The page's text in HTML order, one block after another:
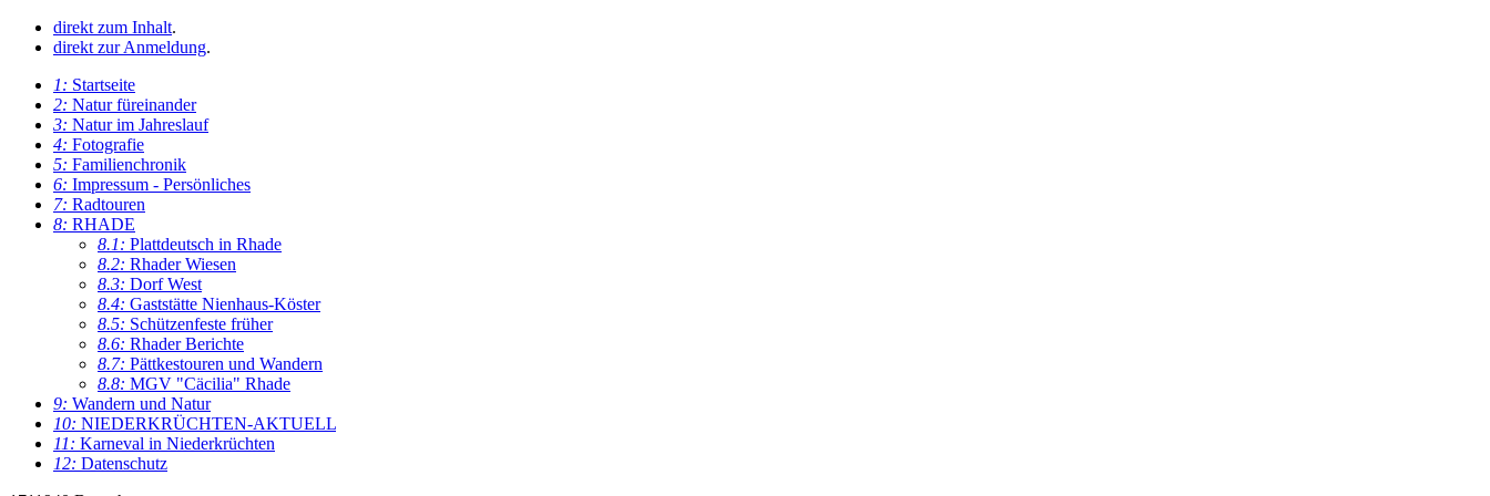
direkt zum Inhalt.
direkt zur Anmeldung.
1: Startseite
2: Natur füreinander
3: Natur im Jahreslauf
4: Fotografie
5: Familienchronik
6: Impressum - Persönliches
7: Radtouren
8: RHADE
8.1: Plattdeutsch in Rhade
8.2: Rhader Wiesen
8.3: Dorf West
8.4: Gaststätte Nienhaus-Köster
8.5: Schützenfeste früher
8.6: Rhader Berichte
8.7: Pättkestouren und Wandern
8.8: MGV "Cäcilia" Rhade
9: Wandern und Natur
10: NIEDERKRÜCHTEN-AKTUELL
11: Karneval in Niederkrüchten
12: Datenschutz